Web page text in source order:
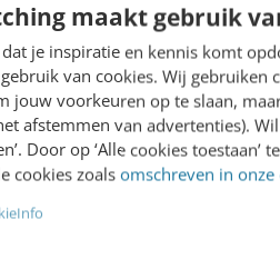
maakt gebruik
je inspiratie en kennis komt
van cookies. Wij gebruiken
jouw voorkeuren op te slaan,
afstemmen van advertenties).
Door op ‘Alle cookies
cookies zoals omschreven in
AI